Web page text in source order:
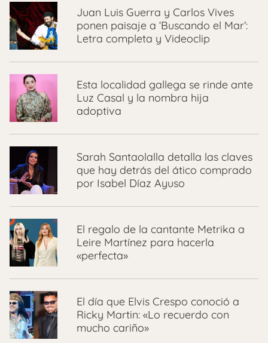
Juan Luis Guerra y Carlos Vives
ponen paisaje a ‘Buscando el Mar’:
Letra completa y Videoclip
Esta localidad gallega se rinde ante
Luz Casal y la nombra hija
adoptiva
Sarah Santaolalla detalla las claves
que hay detrás del ático comprado
por Isabel Díaz Ayuso
El regalo de la cantante Metrika a
Leire Martínez para hacerla
«perfecta»
El día que Elvis Crespo conoció a
Ricky Martin: «Lo recuerdo con
mucho cariño»